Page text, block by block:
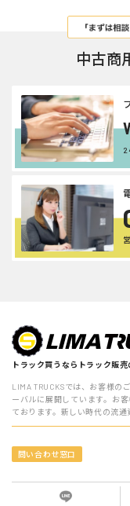
中古商
トラック買うならトラック販
LIMA TRUCKSでは、お客様の
ーバルに展開しています。お
ております。新しい時代の流通
問い合わせ窓口